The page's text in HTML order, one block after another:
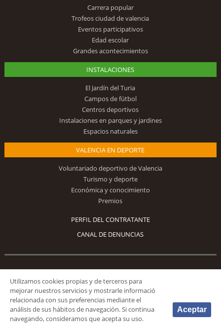
Carrera popular
Trofeos ciudad de valencia
Eventos participativos
Edad escolar
Grandes acontecimientos
INSTALACIONES
El Jardín del Turia
Campos de fútbol
Centros deportivos
Instalaciones en parques y jardines
Espacios naturales
VALENCIA EN DEPORTE
Voluntariado deportivo de Valencia
Turismo y deporte
Económica y conocimiento
Premios
PERFIL DEL CONTRATANTE
CANAL DE DENUNCIAS
Síguenos
Utilizamos cookies propias y de terceros para
mejorar nuestros servicios y mostrarle informació
relacionada con sus preferencias mediante el
análisis de sus hábitos de navegación. Si continua
navegando, consideramos que acepta su uso.
Aceptar